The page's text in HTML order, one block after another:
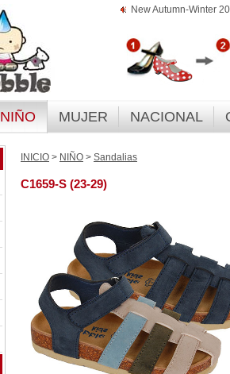
New Autumn-Winter
NIÑO MUJER NACIONAL
INICIO > NIÑO > Sandalias
C1659-S (23-29)